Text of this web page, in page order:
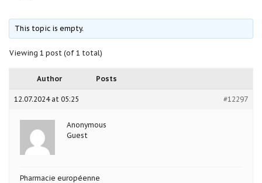
This topic is empty.
Viewing 1 post (of 1 total)
Author Posts
12.07.2024 at 05:25 #12297
Anonymous
Guest
Pharmacie européenne